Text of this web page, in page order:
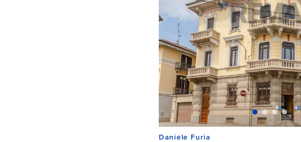
Daniele Furia